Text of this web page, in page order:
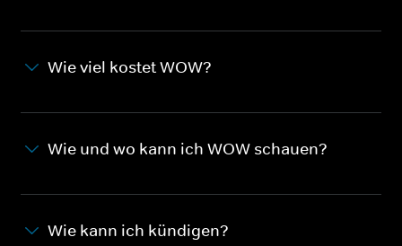
Wie viel kostet WOW?
Wie und wo kann ich WOW schauen?
Wie kann ich kündigen?